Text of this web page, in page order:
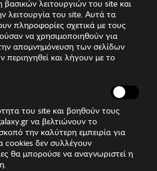
βασικών λειτουργιών του site και
λειτουργία του site. Αυτά τα
πληροφορίες σχετικά με τους
να χρησιμοποιηθούν για
απομνημόνευση των σελίδων
περιηγηθεί και λήγουν με το
του site και βοηθούν τους
να βελτιώνουν το
την καλύτερη εμπειρία για
cookies δεν συλλέγουν
θα μπορούσε να αναγνωριστεί η